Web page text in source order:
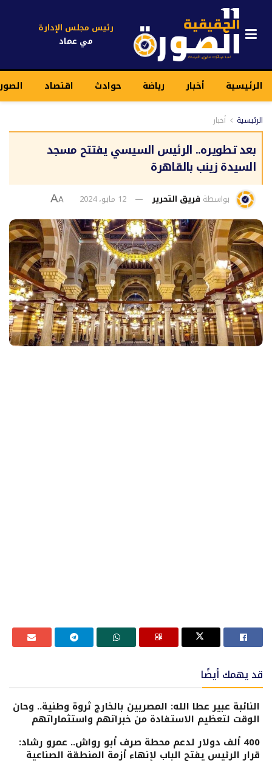
رئيس مجلس الإدارة
مي عماد
الرئيسية أخبار رياضة حوادث اقتصاد
الرئيسية أخبار
بعد تطويره.. الرئيس السيسي يفتتح مسجد
السيدة زينب بالقاهرة
بواسطة فريق التحرير 12 مايو، 2024 A
A
قد يهمك أيضًا
النائبة عبير عطا الله: المصريين بالخارج ثروة وطنية.. وحان
الوقت لتعظيم الاستفادة من خبراتهم واستثماراتهم
400 ألف دولار لدعم محطة صرف أبو رواش.. عمرو رشاد:
قرار الرئيس يفتح الباب لإنهاء أزمة المنطقة الصناعية